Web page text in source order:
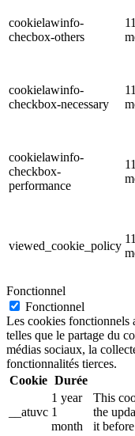
cookielawinfo-
checbox-others
11
cookielawinfo-
checkbox-necessary
11
cookielawinfo-
checkbox-
performance
11
viewed_cookie_policy
11
Fonctionnel
Fonctionnel
Les cookies fonctionnels
telles que le partage du
médias sociaux, la
fonctionnalités tierces.
Cookie Durée
__atuvc
1 year
1
month
This
the
it